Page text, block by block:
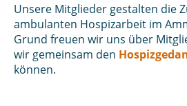
Unsere Mitglieder gestalten die
ambulanten Hospizarbeit im
Grund freuen wir uns über
wir gemeinsam den
können.